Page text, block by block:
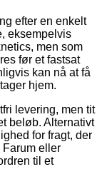
efter en enkelt
eksempelvis
men som
før et fastsat
kan nå at få
hjem.
levering, men tit
beløb. Alternativt
for fragt, der
eller
til et